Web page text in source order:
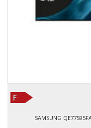
SAMSUNG